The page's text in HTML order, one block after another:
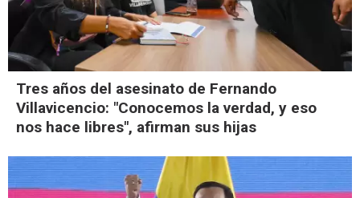
Tres años del asesinato de Fernando
Villavicencio: "Conocemos la verdad, y eso
nos hace libres", afirman sus hijas